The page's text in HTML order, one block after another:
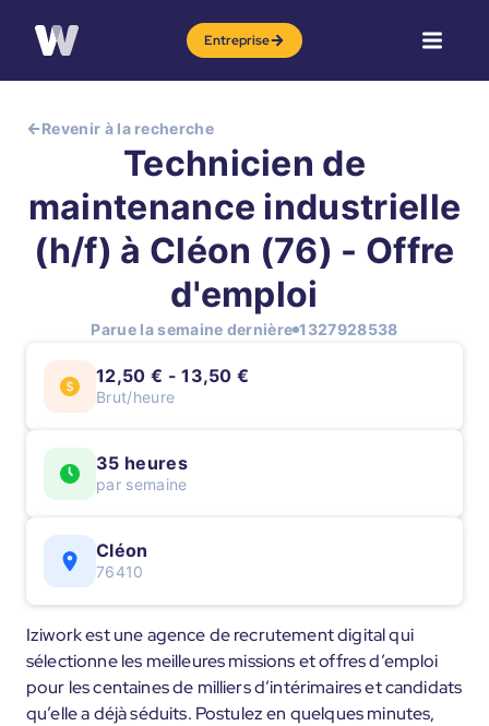
Entreprise
Revenir à la recherche
Technicien de
maintenance industrielle
(h/f) à Cléon (76) - Offre
d'emploi
Parue la semaine dernière 1327928538
12,50 € - 13,50 €
Brut/heure
35 heures
par semaine
Cléon
76410
Iziwork est une agence de recrutement digital qui
sélectionne les meilleures missions et offres d’emploi
pour les centaines de milliers d’intérimaires et candidats
qu’elle a déjà séduits. Postulez en quelques minutes,